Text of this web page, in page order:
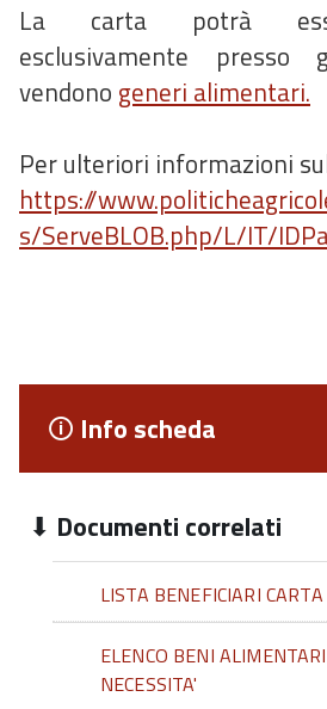
La carta potrà
esclusivamente
vendono generi alimentari.
Per ulteriori informazioni
https://
s/ServeBLOB.php/L/IT/
Info scheda
Documenti correlati
LISTA BENEFICIARI
ELENCO BENI
NECESSITA'